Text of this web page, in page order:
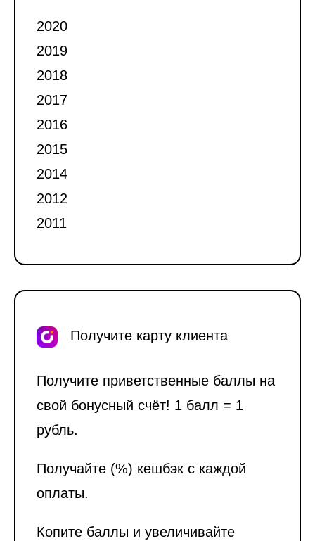
2020
2019
2018
2017
2016
2015
2014
2012
2011
Получите карту клиента
Получите приветственные баллы на
свой бонусный счёт! 1 балл = 1
рубль.
Получайте (%) кешбэк с каждой
оплаты.
Копите баллы и увеличивайте